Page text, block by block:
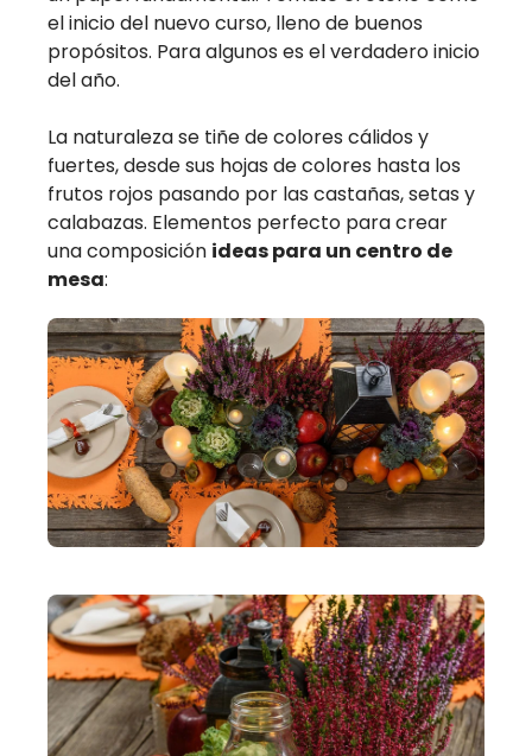
el inicio del nuevo curso, lleno de buenos
propósitos. Para algunos es el verdadero inicio
del año.
La naturaleza se tiñe de colores cálidos y
fuertes, desde sus hojas de colores hasta los
frutos rojos pasando por las castañas, setas y
calabazas. Elementos perfecto para crear
una composición ideas para un centro de
mesa: